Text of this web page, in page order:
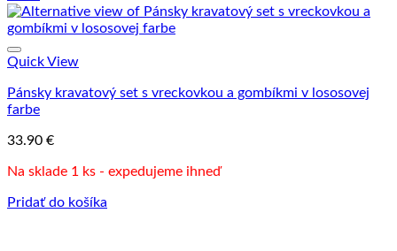
Quick View
Pánsky kravatový set s vreckovkou a gombíkmi v lososovej
farbe
33.90 €
Na sklade 1 ks - expedujeme ihneď
Pridať do košíka